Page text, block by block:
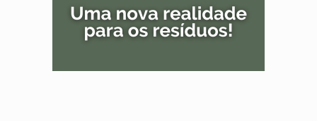
PREVISÃO: Porto Velho tem chances de chuvas isoladas nesta
SINDICATOS UNIDOS:Assembleia Geral delibera greve da educação